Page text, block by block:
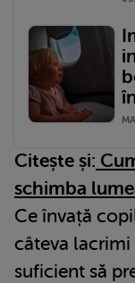
Citește și:
schimba
Ce învață
câteva lacrimi
suficient să